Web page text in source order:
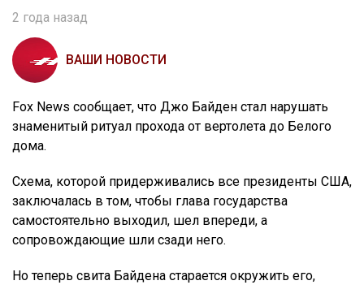
2 года назад
ВАШИ НОВОСТИ
Fox News сообщает, что Джо Байден стал нарушать
знаменитый ритуал прохода от вертолета до Белого
дома.
Схема, которой придерживались все президенты США,
заключалась в том, чтобы глава государства
самостоятельно выходил, шел впереди, а
сопровождающие шли сзади него.
Но теперь свита Байдена старается окружить его,